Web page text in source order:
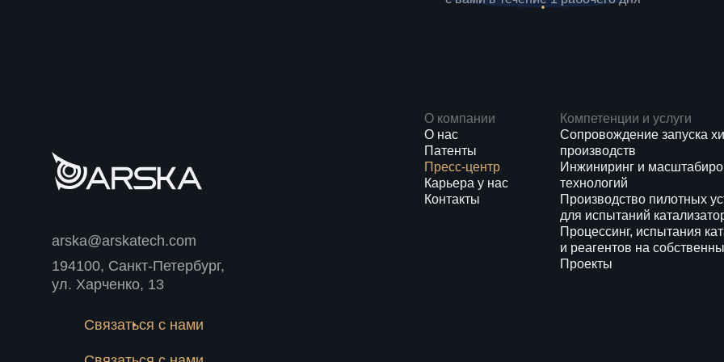
arska@arskatech.com
194100, Санкт-Петербург,
ул. Харченко, 13
О компании
О нас
Патенты
Пресс-центр
Карьера у нас
Контакты
Компетенции и услуги
Сопровождение запуска
производств
Инжиниринг и
технологий
Производство пилотных
для испытаний
Процессинг, испытания
и реагентов на
Проекты
Связаться с нами